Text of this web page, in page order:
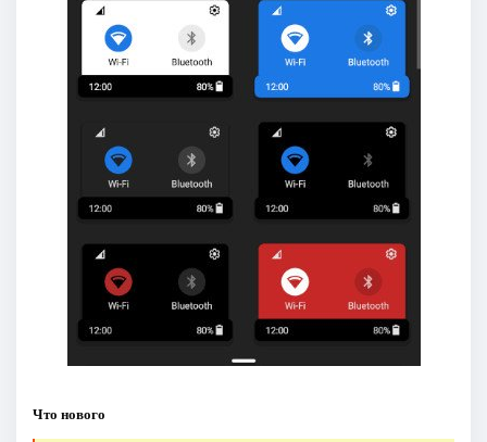
Что нового